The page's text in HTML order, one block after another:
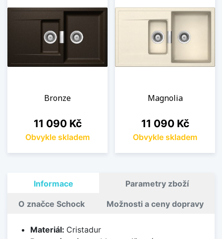
Bronze
Cena
11 090 Kč
Obvykle skladem
Magnolia
Cena
11 090 Kč
Obvykle skladem
Informace Parametry zboží
O značce Schock Možnosti a ceny dopravy
Materiál: Cristadur